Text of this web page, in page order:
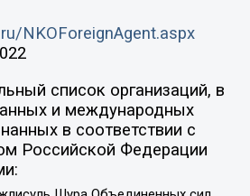
NKOForeignAgent.aspx
список организаций, в
и международных
в соответствии с
Российской Федерации